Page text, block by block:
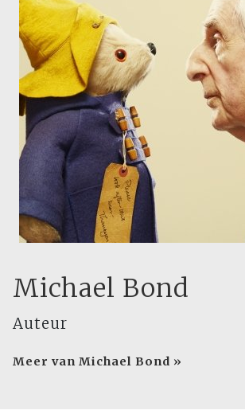
Michael Bond
Auteur
Meer van Michael Bond »